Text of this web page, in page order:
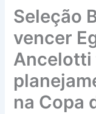
Seleção
vencer
Ancelotti
na Copa